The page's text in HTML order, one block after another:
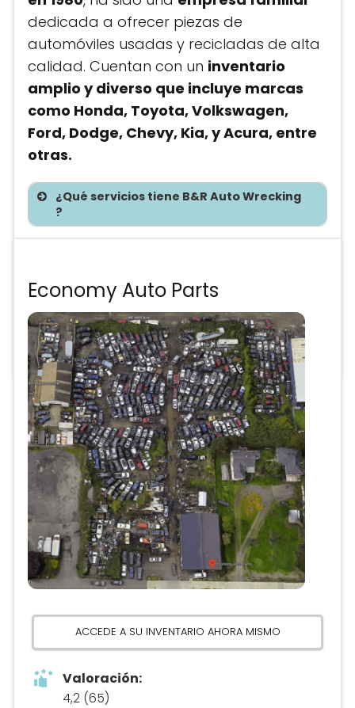
dedicada a ofrecer piezas de
automóviles usadas y recicladas de alta
calidad. Cuentan con un inventario
amplio y diverso que incluye marcas
como Honda, Toyota, Volkswagen,
Ford, Dodge, Chevy, Kia, y Acura, entre
otras.
¿Qué servicios tiene B&R Auto Wrecking
?
Precios de partes
Economy Auto Parts
ACCEDE A SU INVENTARIO AHORA MISMO
Valoración:
4,2 (65)